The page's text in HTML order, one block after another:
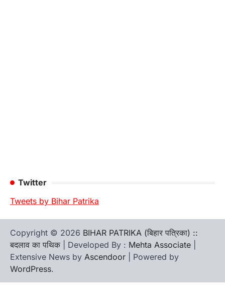
Twitter
Tweets by Bihar Patrika
Copyright © 2026 BIHAR PATRIKA (बिहार पत्रिका) ::
बदलाव का पथिक | Developed By : Mehta Associate
Extensive News by Ascendoor | Powered by
WordPress.